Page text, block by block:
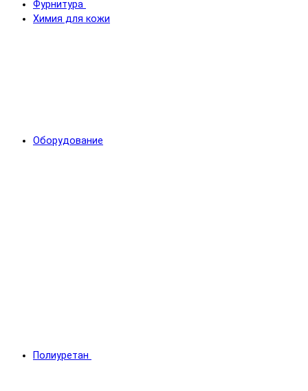
Фурнитура
Химия для кожи
Оборудование
Полиуретан